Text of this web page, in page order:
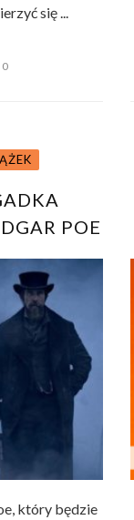
się ...
0
POE
który będzie